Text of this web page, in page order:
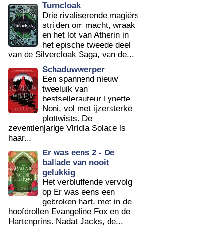
Turncloak
Drie rivaliserende magiërs
strijden om macht, wraak
en het lot van Atherin in
het epische tweede deel
van de Silvercloak Saga, van de...
Schaduwwerper
Een spannend nieuw
tweeluik van
bestsellerauteur Lynette
Noni, vol met ijzersterke
plottwists. De
zeventienjarige Viridia Solace is
haar...
Er was eens 2 - De
ballade van nooit
gelukkig
Het verbluffende vervolg
op Er was eens een
gebroken hart, met in de
hoofdrollen Evangeline Fox en de
Hartenprins. Nadat Jacks, de...